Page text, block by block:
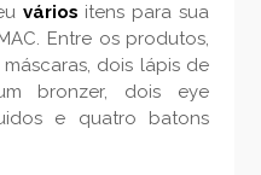
vários itens para sua
Entre os produtos,
dois lápis de
bronzer, dois eye
e quatro batons